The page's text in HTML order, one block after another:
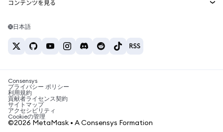
Web3サービス
サポート
キャリア
お問い合わせ
Tetherの価格
BTC→INR
ETH→USDT
ETHの購入
USDTの購入
SHIBの購入
BNBの購入
コンテンツを見る
Solanaウォレット
税制関連ニュース
暗号資産の購入方法は？
ビットコインを売るには？
日本語
Consensys
プライバシー ポリシー
利用規約
貢献者ライセンス契約
サイトマップ
アクセシビリティ
Cookieの管理
©2026 MetaMask • A Consensys Formation